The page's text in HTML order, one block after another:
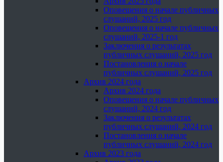
Оповещения о начале публичных
слушаний, 2025 год
Оповещения о начале публичных
слушаний, 2025-1 год
Заключения о результатах
публичных слушаний, 2025 год
Постановления о начале
публичных слушаний, 2025 год
Архив 2024 года
Архив 2024 года
Оповещения о начале публичных
слушаний, 2024 год
Заключения о результатах
публичных слушаний, 2024 год
Постановления о начале
публичных слушаний, 2024 год
Архив 2023 года